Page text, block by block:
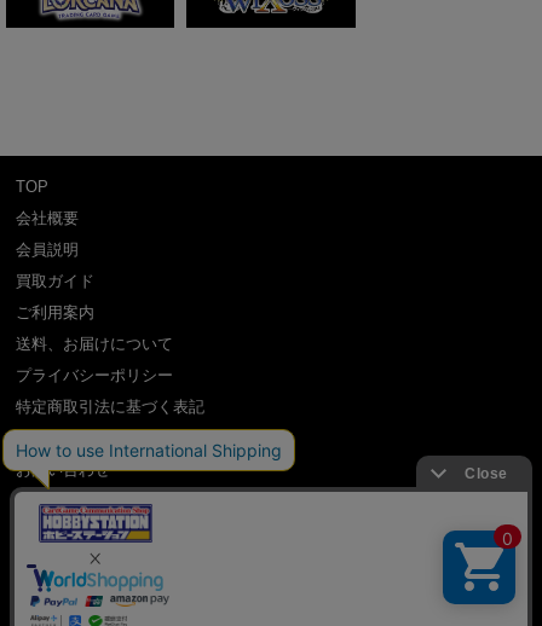
TOP
会社概要
会員説明
買取ガイド
ご利用案内
送料、お届けについて
プライバシーポリシー
特定商取引法に基づく表記
お問い合わせ
利用規約
International Shipping Guidance